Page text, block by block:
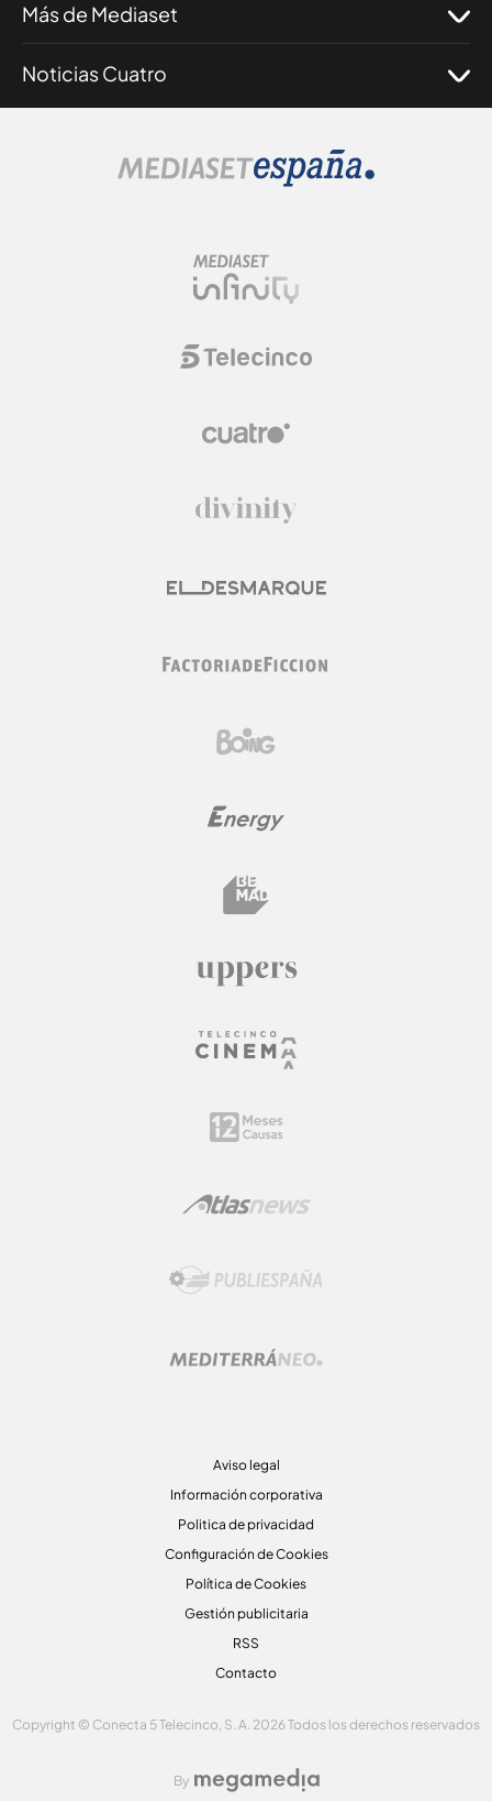
Más de Mediaset
Noticias Cuatro
Aviso legal
Información corporativa
Politica de privacidad
Configuración de Cookies
Política de Cookies
Gestión publicitaria
RSS
Contacto
Copyright © Conecta 5 Telecinco, S. A. 2026 Todos los derechos reservados
By